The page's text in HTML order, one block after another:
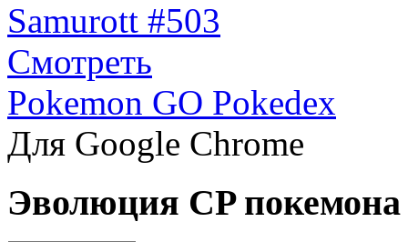
Samurott #503
Смотреть
Pokemon GO Pokedex
Для Google Chrome
Эволюция CP покемона